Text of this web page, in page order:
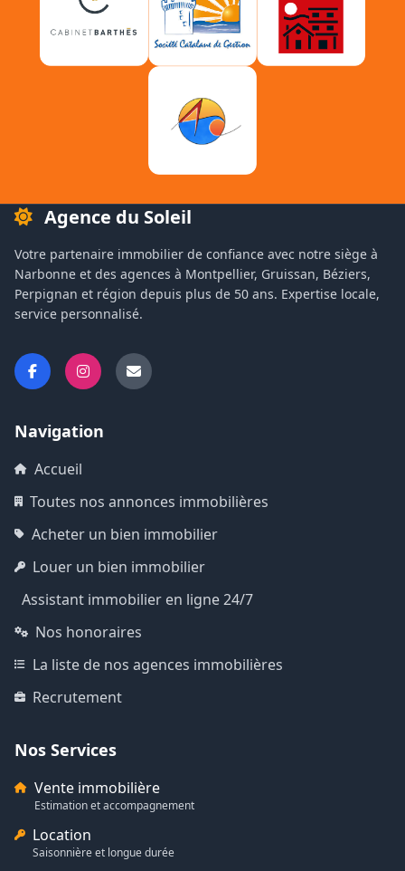
Agence du Soleil
Votre partenaire immobilier de confiance avec notre siège à
Narbonne et des agences à Montpellier, Gruissan, Béziers,
Perpignan et région depuis plus de 50 ans. Expertise locale,
service personnalisé.
Navigation
Accueil
Toutes nos annonces immobilières
Acheter un bien immobilier
Louer un bien immobilier
Assistant immobilier en ligne 24/7
Nos honoraires
La liste de nos agences immobilières
Recrutement
Nos Services
Vente immobilière
Estimation et accompagnement
Location
Saisonnière et longue durée